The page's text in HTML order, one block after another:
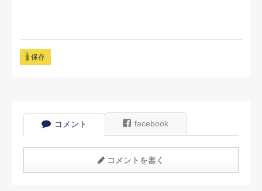
保存
コメント facebook
コメントを書く